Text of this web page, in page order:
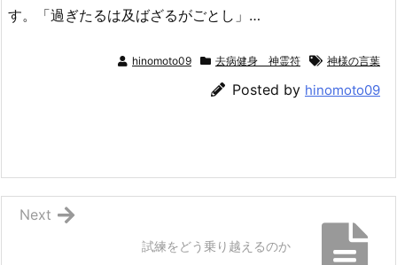
す。「過ぎたるは及ばざるがごとし」…
hinomoto09 去病健身 神霊符 神様の言葉
Posted by hinomoto09
試練をどう乗り越えるのか
Next